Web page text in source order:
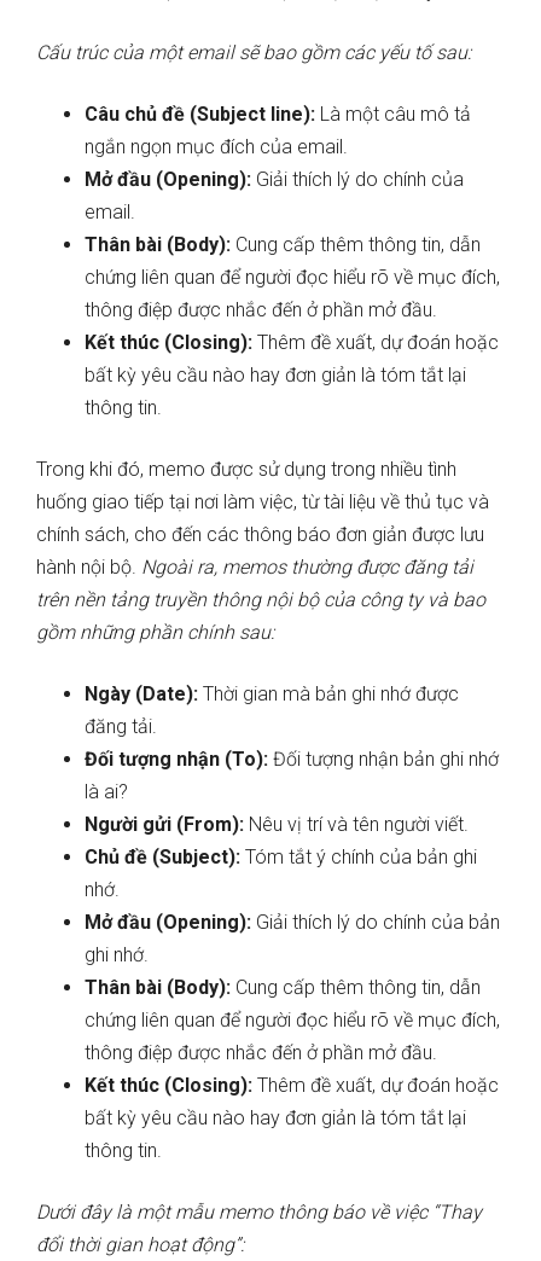
Cấu trúc của một email sẽ bao gồm các yếu tố sau:
Câu chủ đề (Subject line): Là một câu mô tả
ngắn ngọn mục đích của email.
Mở đầu (Opening): Giải thích lý do chính của
email.
Thân bài (Body): Cung cấp thêm thông tin, dẫn
chứng liên quan để người đọc hiểu rõ về mục đích,
thông điệp được nhắc đến ở phần mở đầu.
Kết thúc (Closing): Thêm đề xuất, dự đoán hoặc
bất kỳ yêu cầu nào hay đơn giản là tóm tắt lại
thông tin.
Trong khi đó, memo được sử dụng trong nhiều tình
huống giao tiếp tại nơi làm việc, từ tài liệu về thủ tục và
chính sách, cho đến các thông báo đơn giản được lưu
hành nội bộ. Ngoài ra, memos thường được đăng tải
trên nền tảng truyền thông nội bộ của công ty và bao
gồm những phần chính sau:
Ngày (Date): Thời gian mà bản ghi nhớ được
đăng tải.
Đối tượng nhận (To): Đối tượng nhận bản ghi nhớ
là ai?
Người gửi (From): Nêu vị trí và tên người viết.
Chủ đề (Subject): Tóm tắt ý chính của bản ghi
nhớ.
Mở đầu (Opening): Giải thích lý do chính của bản
ghi nhớ.
Thân bài (Body): Cung cấp thêm thông tin, dẫn
chứng liên quan để người đọc hiểu rõ về mục đích,
thông điệp được nhắc đến ở phần mở đầu.
Kết thúc (Closing): Thêm đề xuất, dự đoán hoặc
bất kỳ yêu cầu nào hay đơn giản là tóm tắt lại
thông tin.
Dưới đây là một mẫu memo thông báo về việc “Thay
đổi thời gian hoạt động”: